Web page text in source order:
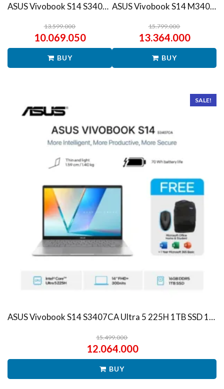
ASUS Vivobook S14 S3407QA – IPSP151M – Matte Gray
13.599.000
10.069.050
BUY
ASUS Vivobook S14 M3407HA Ryzen 7 260 1TB SSD 16GB WUXGA IPS Win11+OHS
15.799.000
13.364.000
BUY
SALE!
ASUS Vivobook S14 S3407CA Ultra 5 225H 1TB SSD 16GB WUXGA IPS Win11+OHS
15.499.000
12.064.000
BUY